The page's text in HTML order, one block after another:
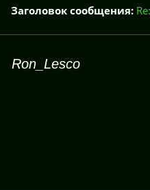
Заголовок сообщения:
Ron_Lesco